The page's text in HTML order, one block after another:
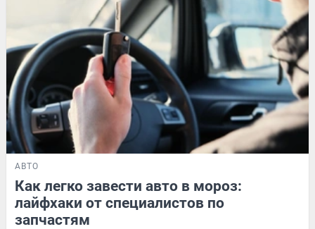
АВТО
Как легко завести авто в мороз:
лайфхаки от специалистов по
запчастям